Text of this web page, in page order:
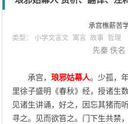
承宫樵薪苦
类型： 小学文言文 寓言 故事 哲理
先秦 佚名
承宫，琅邪姑幕人。少孤，
里徐子盛明《春秋》经，授诸生
见诸生讲诵，好之，因忘其猪而
寻之。见而欲笞之。门下生共禁